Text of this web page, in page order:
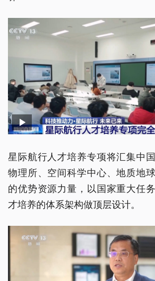
星际航行人才培养专项将汇集中
物理所、空间科学中心、地质地
的优势资源力量，以国家重大任
才培养的体系架构做顶层设计。